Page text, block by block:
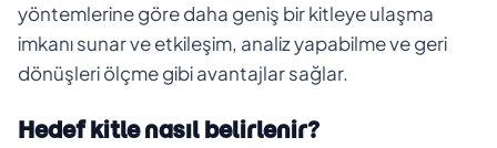
yöntemlerine göre daha geniş bir kitleye ulaşma
imkanı sunar ve etkileşim, analiz yapabilme ve geri
dönüşleri ölçme gibi avantajlar sağlar.
Hedef kitle nasıl belirlenir?